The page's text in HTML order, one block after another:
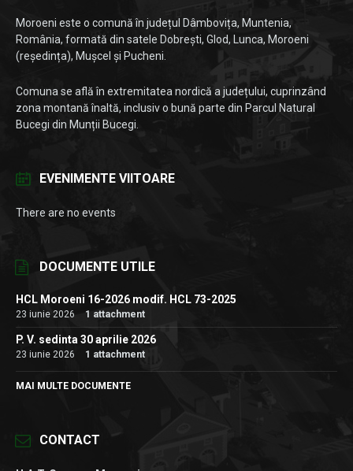
Moroeni este o comună în județul Dâmbovița, Muntenia,
România, formată din satele Dobrești, Glod, Lunca, Moroeni
(reședința), Mușcel și Pucheni.
Comuna se află în extremitatea nordică a județului, cuprinzând
zona montană înaltă, inclusiv o bună parte din Parcul Natural
Bucegi din Munții Bucegi.
EVENIMENTE VIITOARE
There are no events
DOCUMENTE UTILE
HCL Moroeni 16-2026 modif. HCL 73-2025
23 iunie 2026 1 attachment
P. V. sedinta 30 aprilie 2026
23 iunie 2026 1 attachment
MAI MULTE DOCUMENTE
CONTACT